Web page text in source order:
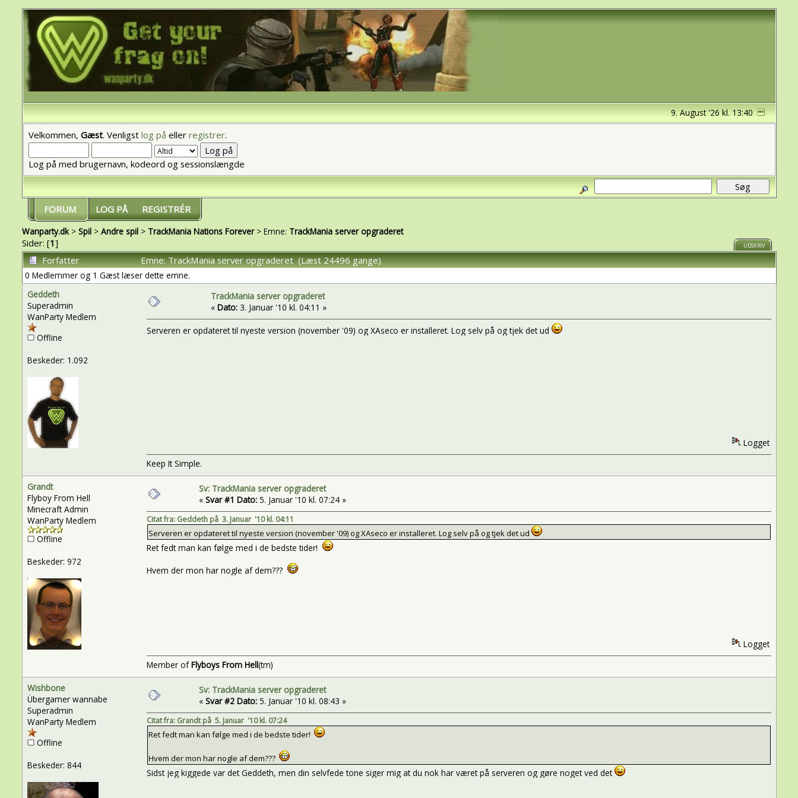
9. August '26 kl. 13:40
Velkommen, Gæst. Venligst log på eller registrer.
Log på med brugernavn, kodeord og sessionslængde
FORUM LOG PÅ REGISTRÉR
Wanparty.dk> Spil> Andre spil> TrackMania Nations Forever> Emne: TrackMania server opgraderet
Sider: [1] UDSKRIV
Forfatter Emne: TrackMania server opgraderet (Læst 24496 gange)
0 Medlemmer og 1 Gæst læser dette emne.
Geddeth
Superadmin
WanParty Medlem
Offline
Beskeder: 1.092
TrackMania server opgraderet
« Dato:3. Januar '10 kl. 04:11 »
Serveren er opdateret til nyeste version (november '09) og XAseco er installeret. Log selv på og tjek det ud
Logget
Keep It Simple.
Grandt
Flyboy From Hell
Minecraft Admin
WanParty Medlem
Offline
Beskeder: 972
Sv: TrackMania server opgraderet
« Svar #1 Dato:5. Januar '10 kl. 07:24 »
Citat fra: Geddeth på 3. Januar '10 kl. 04:11
Serveren er opdateret til nyeste version (november '09) og XAseco er installeret. Log selv på og tjek det ud
Ret fedt man kan følge med i de bedste tider!
Hvem der mon har nogle af dem???
Logget
Member ofFlyboys From Hell(tm)
Wishbone
Übergamer wannabe
Superadmin
WanParty Medlem
Offline
Beskeder: 844
Sv: TrackMania server opgraderet
« Svar #2 Dato:5. Januar '10 kl. 08:43 »
Citat fra: Grandt på 5. Januar '10 kl. 07:24
Ret fedt man kan følge med i de bedste tider!
Hvem der mon har nogle af dem???
Sidst jeg kiggede var det Geddeth, men din selvfede tone siger mig at du nok har været på serveren og gøre noget ved det